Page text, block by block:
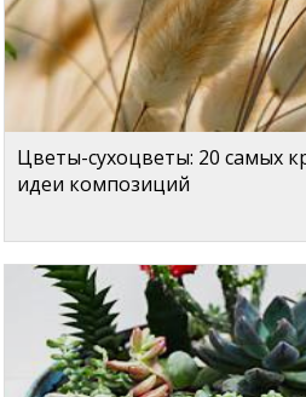
Цветы-сухоцветы: 20 самых
идеи композиций